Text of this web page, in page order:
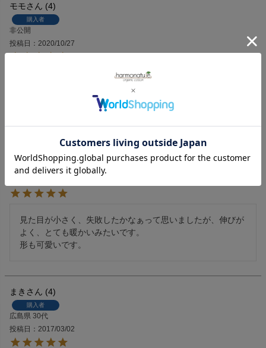
モモ 4
購入者
非公開
投稿日
2020/10/27
想像以上によく伸びて太もも部分も苦しくなく、娘のお気に
入りの一枚になりました！
3
購入者
非公開
見た目が小さく、失敗したかなぁって思いましたが、伸びが
よく、とても暖かいみたいです。
形も可愛いです。
まき 4
購入者
広島県 30代
投稿日
2017/03/02